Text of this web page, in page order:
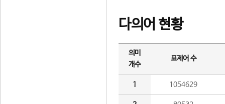
다의어 현황
의미
개수
표제어 수
1 1054629